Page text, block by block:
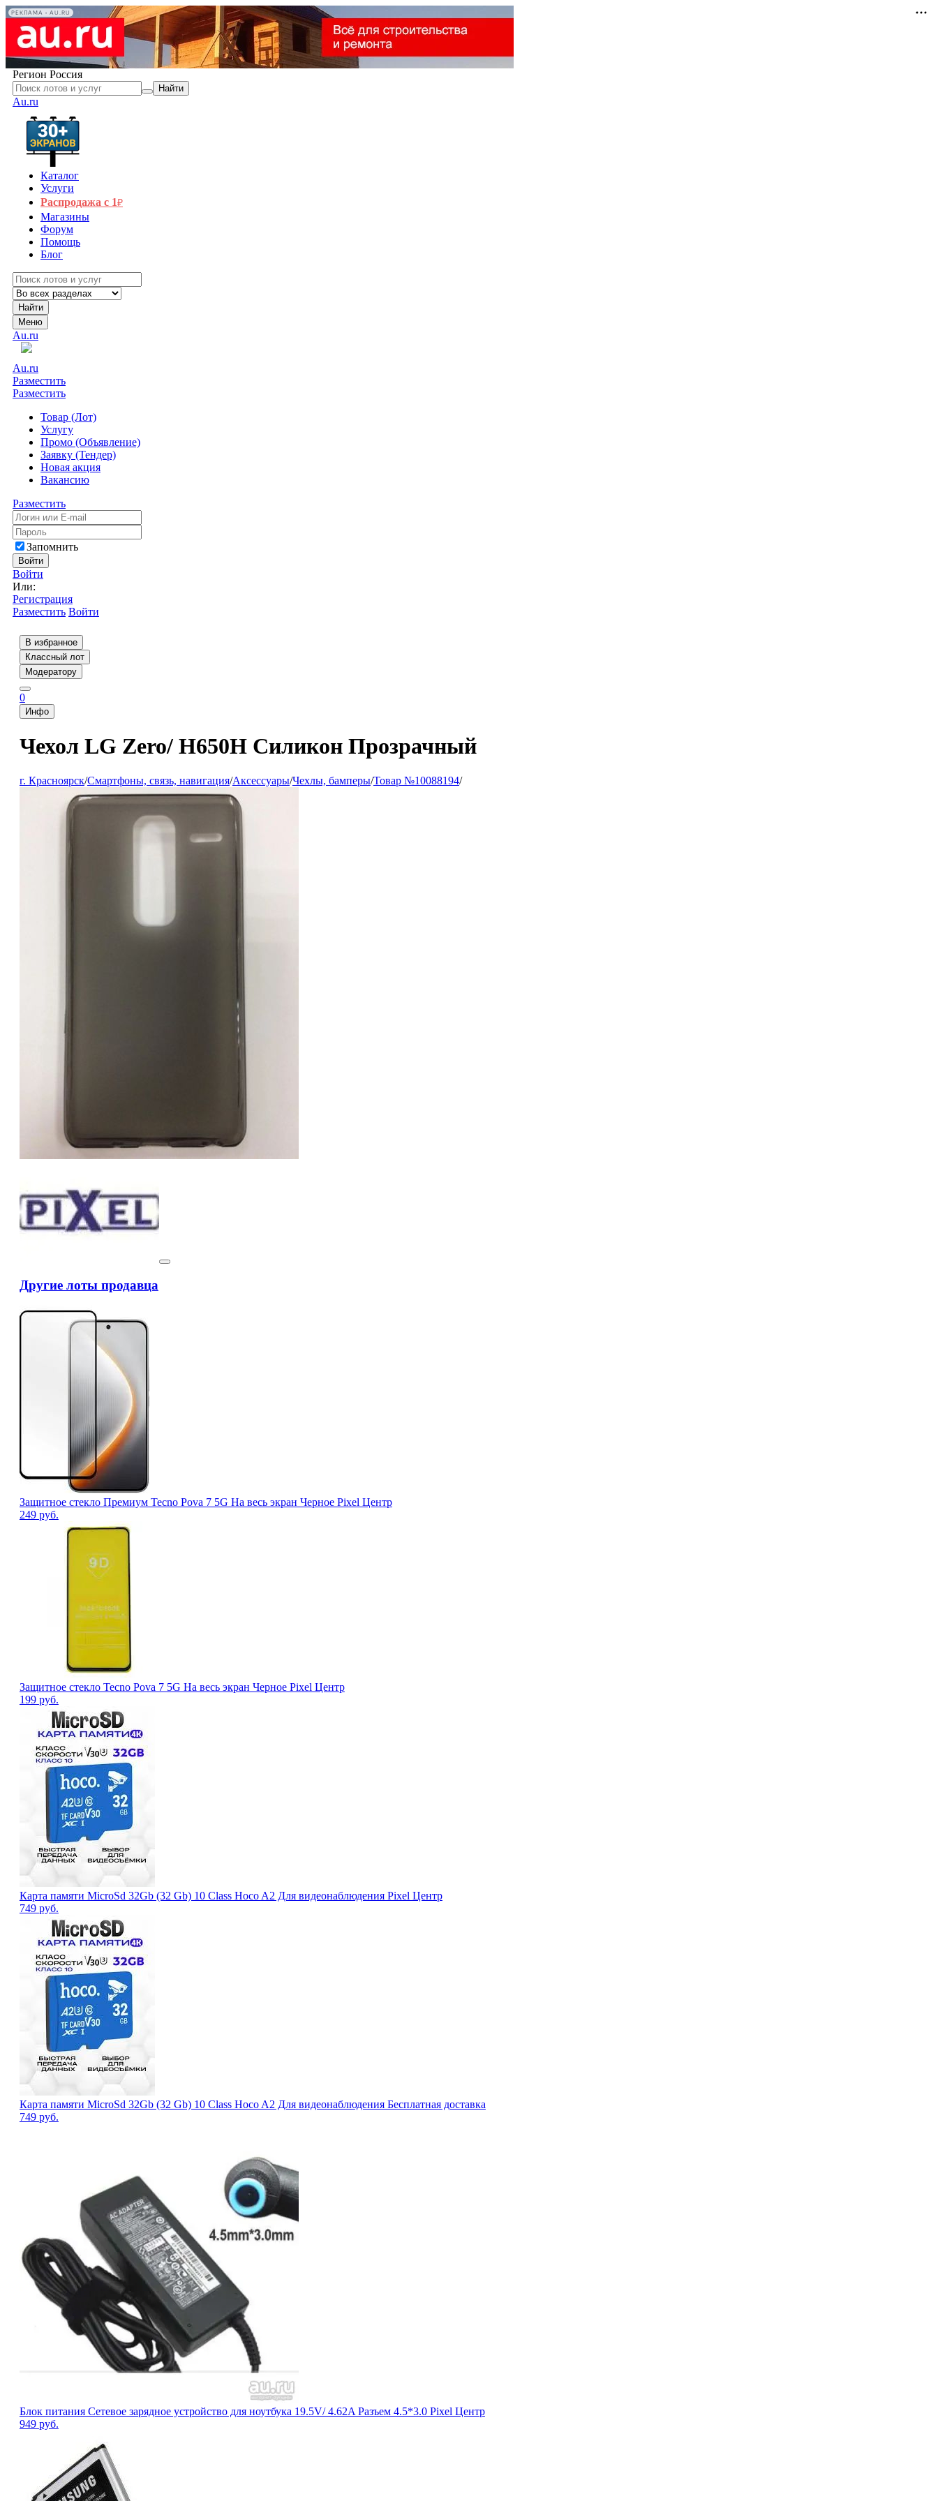
РЕКЛАМА • AU.RU
Регион Россия
Найти
Au.ru
Каталог
Услуги
Распродажа с 1₽
Магазины
Форум
Помощь
Блог
Найти
Меню
Au.ru
Au.ru
Разместить
Разместить
Товар (Лот)
Услугу
Промо (Объявление)
Заявку (Тендер)
Новая акция
Вакансию
Разместить
Запомнить
Войти
Войти
Или:
Регистрация
Разместить Войти
В избранное
Классный лот
Модератору
0
Инфо
Чехол LG Zero/ H650H Силикон Прозрачный
г. Красноярск/Смартфоны, связь, навигация/Аксессуары/Чехлы, бамперы/Товар №10088194/
Другие лоты продавца
Защитное стекло Премиум Tecno Pova 7 5G На весь экран Черное Pixel Центр
249 руб.
Защитное стекло Tecno Pova 7 5G На весь экран Черное Pixel Центр
199 руб.
Карта памяти MicroSd 32Gb (32 Gb) 10 Class Hoco A2 Для видеонаблюдения Pixel Центр
749 руб.
Карта памяти MicroSd 32Gb (32 Gb) 10 Class Hoco A2 Для видеонаблюдения Бесплатная доставка
749 руб.
Блок питания Сетевое зарядное устройство для ноутбука 19.5V/ 4.62A Разъем 4.5*3.0 Pixel Центр
949 руб.